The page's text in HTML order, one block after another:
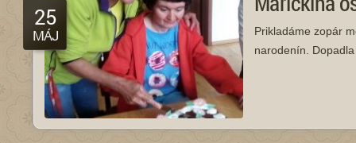
25
MÁJ
Prikladáme zopár
narodenín.